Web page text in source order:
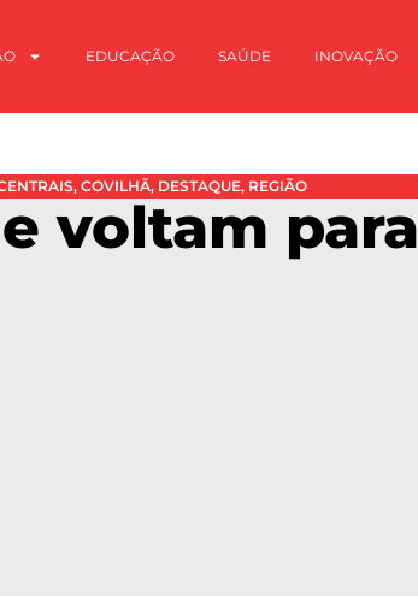
EDUCAÇÃO SAÚDE INOVAÇÃO
, COVILHÃ, DESTAQUE, REGIÃO
voltam para